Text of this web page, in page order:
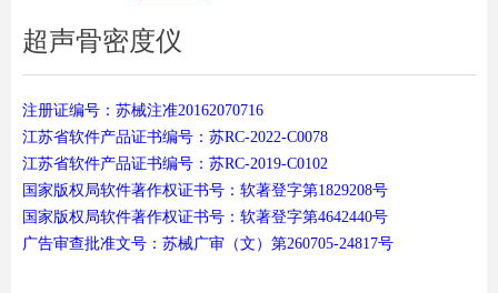
超声骨密度仪
注册证编号：苏械注准20162070716
江苏省软件产品证书编号：苏RC-2022-C0078
江苏省软件产品证书编号：苏RC-2019-C0102
国家版权局软件著作权证书号：软著登字第1829208号
国家版权局软件著作权证书号：软著登字第4642440号
广告审查批准文号：苏械广审（文）第260705-24817号